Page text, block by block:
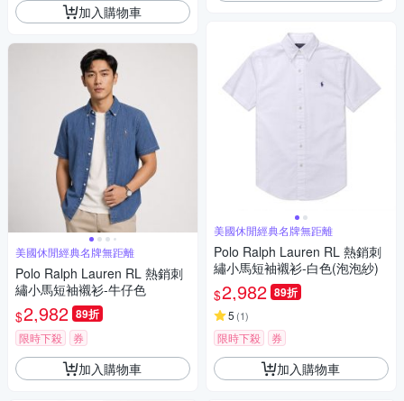
加入購物車
美國休閒經典名牌無距離
Polo Ralph Lauren RL 熱銷刺
繡小馬短袖襯衫-牛仔色
$2,982 89折
限時下殺 券
加入購物車
美國休閒經典名牌無距離
Polo Ralph Lauren RL 熱銷刺
繡小馬短袖襯衫-白色(泡泡紗)
$2,982 89折
5 (1)
限時下殺 券
加入購物車